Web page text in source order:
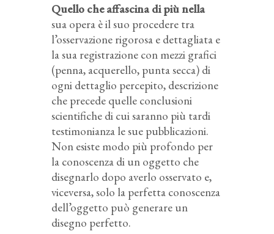
Quello che affascina di più nella
sua opera è il suo procedere tra
l’osservazione rigorosa e dettagliata e
la sua registrazione con mezzi grafici
(penna, acquerello, punta secca) di
ogni dettaglio percepito, descrizione
che precede quelle conclusioni
scientifiche di cui saranno più tardi
testimonianza le sue pubblicazioni.
Non esiste modo più profondo per
la conoscenza di un oggetto che
disegnarlo dopo averlo osservato e,
viceversa, solo la perfetta conoscenza
dell’oggetto può generare un
disegno perfetto.